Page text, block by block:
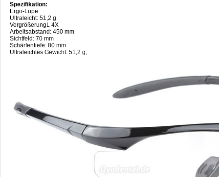
Spezifikation:
Ergo-Lupe
Ultraleicht: 51,2 g
VergrößerungL 4X
Arbeitsabstand: 450 mm
Sichtfeld: 70 mm
Schärfentiefe: 80 mm
Ultraleichtes Gewicht: 51,2 g;